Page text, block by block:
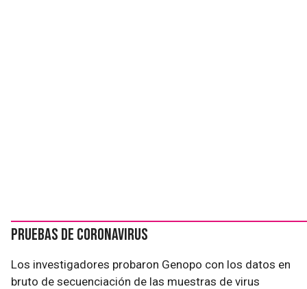
Pruebas de Coronavirus
Los investigadores probaron Genopo con los datos en
bruto de secuenciación de las muestras de virus